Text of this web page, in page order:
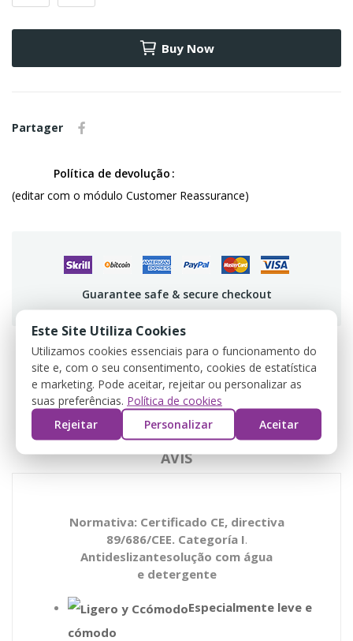
Buy Now
Partager
Política de devolução
(editar com o módulo Customer Reassurance)
Guarantee safe & secure checkout
DESCRIPTION
DÉTAILS DU PRODUIT
AVIS
Normativa: Certificado CE, directiva
89/686/CEE. Categoría I.
Antideslizantesolução com água
e detergente
Especialmente leve e
cómodo
Este Site Utiliza Cookies
Utilizamos cookies essenciais para o funcionamento do
site e, com o seu consentimento, cookies de estatística
e marketing. Pode aceitar, rejeitar ou personalizar as
suas preferências. Política de cookies
Rejeitar
Personalizar Aceitar